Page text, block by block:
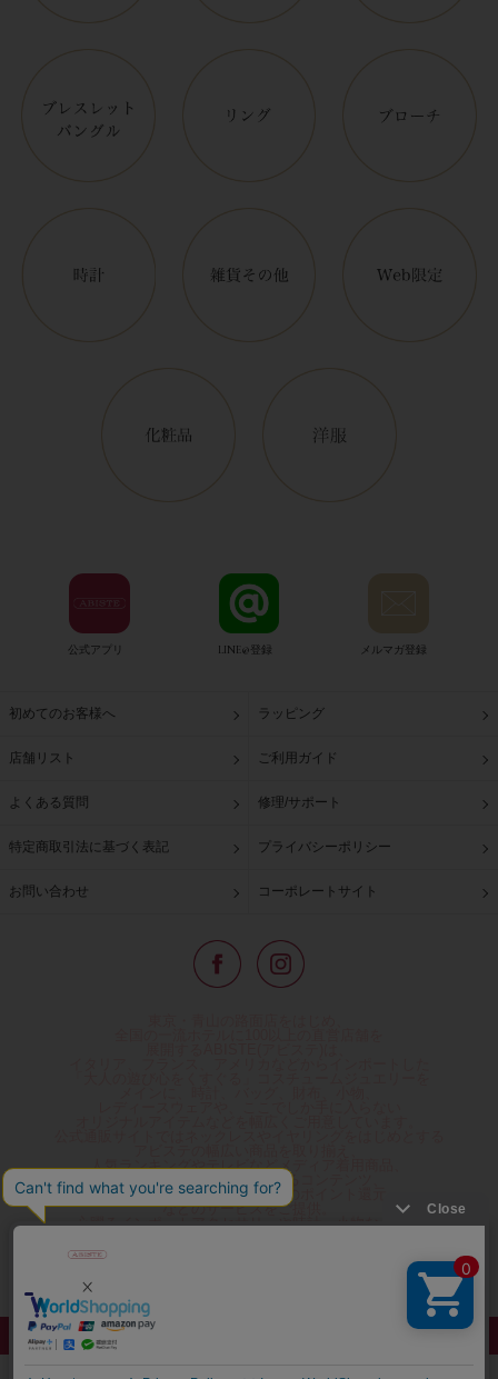
公式アプリ LINE@登録 メルマガ登録
初めてのお客様へ ラッピング
店舗リスト ご利用ガイド
よくある質問 修理/サポート
特定商取引法に基づく表記 プライバシーポリシー
お問い合わせ コーポレートサイト
人気ランキングやテレビなどメディア着用商品、
雑誌掲載商品情報を紹介するコンテンツ、
プレゼント包装無料や独自のポイント還元
などのサービスをご提供。
心躍るインポートアクセサリーや時計、小物などで、
夢やときめきを与えられるよう願っています。
◆ギフトラッピング無料/11,000円以上のご注文で送料無料◆